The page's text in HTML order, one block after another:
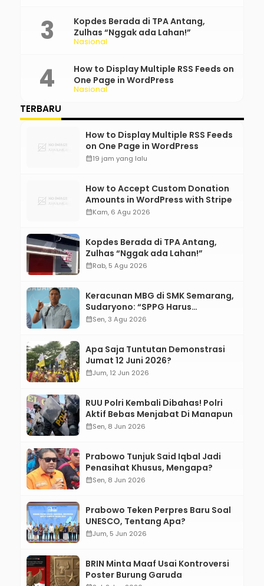
Nasional
Kopdes Berada di TPA Antang,
Zulhas “Nggak ada Lahan!”
Nasional
How to Display Multiple RSS Feeds on
One Page in WordPress
TERBARU
How to Display Multiple RSS Feeds
on One Page in WordPress
calendar_month19 jam yang lalu
How to Accept Custom Donation
Amounts in WordPress with Stripe
calendar_monthKam, 6 Agu 2026
Kopdes Berada di TPA Antang,
Zulhas “Nggak ada Lahan!”
calendar_monthRab, 5 Agu 2026
Keracunan MBG di SMK Semarang,
Sudaryono: “SPPG Harus
Bertanggung Jawab!”
calendar_monthSen, 3 Agu 2026
Apa Saja Tuntutan Demonstrasi
Jumat 12 Juni 2026?
calendar_monthJum, 12 Jun 2026
RUU Polri Kembali Dibahas! Polri
Aktif Bebas Menjabat Di Manapun
calendar_monthSen, 8 Jun 2026
Prabowo Tunjuk Said Iqbal Jadi
Penasihat Khusus, Mengapa?
calendar_monthSen, 8 Jun 2026
Prabowo Teken Perpres Baru Soal
UNESCO, Tentang Apa?
calendar_monthJum, 5 Jun 2026
BRIN Minta Maaf Usai Kontroversi
Poster Burung Garuda